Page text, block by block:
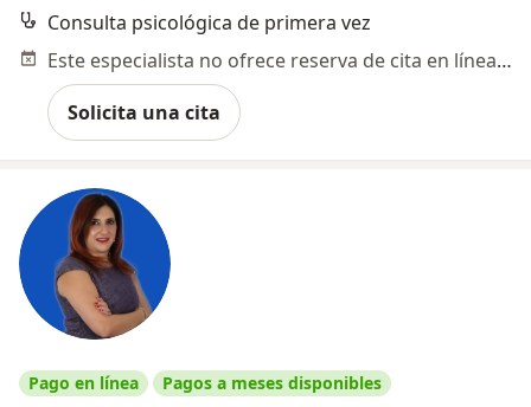
Consulta psicológica de primera vez
Este especialista no ofrece reserva de cita en línea en esta dirección.
Solicita una cita
Pago en línea Pagos a meses disponibles